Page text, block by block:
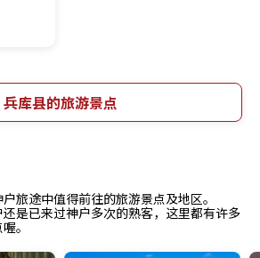
兵库县的旅游景点
旅途中值得前往的旅游景点及地区。
是已来过神户多次的熟客，这里都有许多
。